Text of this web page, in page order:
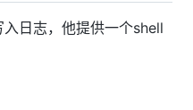
日志，他提供一个shell